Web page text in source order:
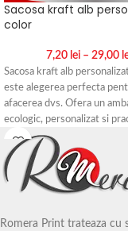
Sacosa kraft alb
color
7,20 lei – 29,00
Sacosa kraft alb
este alegerea perfecta
afacerea dvs. Ofera un
ecologic, personalizat si
adaptat dimensiunilor si
preferate.
Cu un design rezistent si
rasucit, aceasta sacosa
pentru brandul dvs.
Romera Print trateaza cu